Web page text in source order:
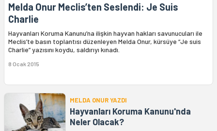
Melda Onur Meclis’ten Seslendi: Je Suis
Charlie
Hayvanları Koruma Kanunu’na ilişkin hayvan hakları savunucuları ile
Meclis’te basın toplantısı düzenleyen Melda Onur, kürsüye “Je suis
Charlie” yazısını koydu, saldırıyı kınadı.
8 Ocak 2015
MELDA ONUR YAZDI
Hayvanları Koruma Kanunu'nda
Neler Olacak?